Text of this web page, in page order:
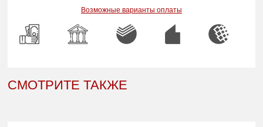
Возможные варианты оплаты
СМОТРИТЕ ТАКЖЕ